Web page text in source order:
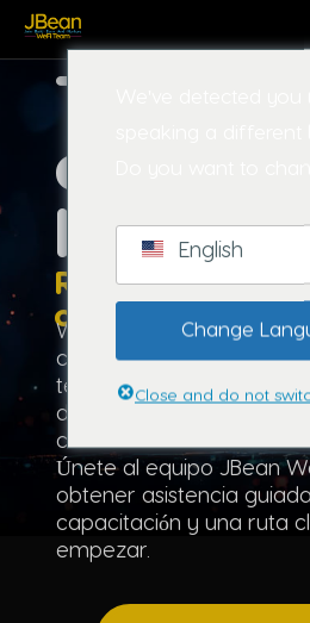
Todo lo
esperas
la
Reconstruido
con WeFi
WeFi es una plataforma
criptográfica
te permite gastar,
dinero en un solo lugar,
control real sobre tus
Únete al equipo JBean
obtener asistencia
capacitación y una ruta
empezar.
English
Change
Close and do not